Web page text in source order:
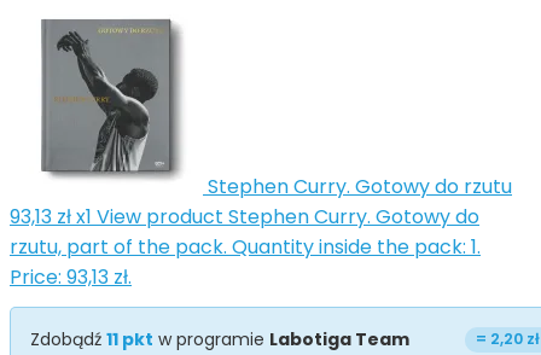
Stephen Curry. Gotowy do rzutu
93,13 złx1 View product Stephen Curry. Gotowy do
rzutu, part of the pack. Quantity inside the pack: 1.
Price: 93,13 zł.
Zdobądź 11 pkt w programie Labotiga Team = 2,20 zł